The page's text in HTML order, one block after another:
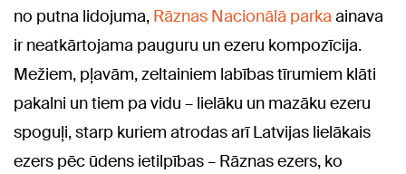
no putna lidojuma, Rāznas Nacionālā parka ainava
ir neatkārtojama pauguru un ezeru kompozīcija.
Mežiem, pļavām, zeltainiem labības tīrumiem klāti
pakalni un tiem pa vidu – lielāku un mazāku ezeru
spoguļi, starp kuriem atrodas arī Latvijas lielākais
ezers pēc ūdens ietilpības – Rāznas ezers, ko